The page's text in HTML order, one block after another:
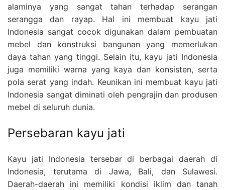
alaminya yang sangat tahan terhadap serangan
serangga dan rayap. Hal ini membuat kayu jati
Indonesia sangat cocok digunakan dalam pembuatan
mebel dan konstruksi bangunan yang memerlukan
daya tahan yang tinggi. Selain itu, kayu jati Indonesia
juga memiliki warna yang kaya dan konsisten, serta
pola serat yang indah. Keunikan ini membuat kayu jati
Indonesia sangat diminati oleh pengrajin dan produsen
mebel di seluruh dunia.
Persebaran kayu jati
Kayu jati Indonesia tersebar di berbagai daerah di
Indonesia, terutama di Jawa, Bali, dan Sulawesi.
Daerah-daerah ini memiliki kondisi iklim dan tanah